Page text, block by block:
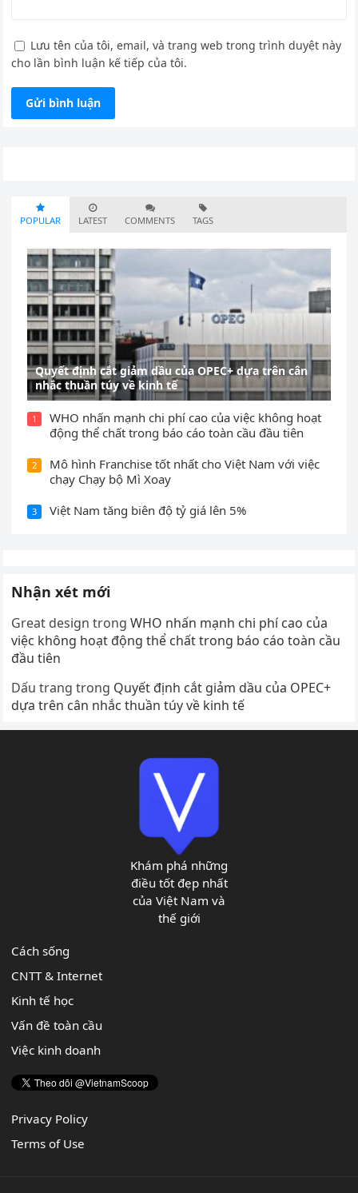
Lưu tên của tôi, email, và trang web trong trình duyệt này
cho lần bình luận kế tiếp của tôi.
POPULAR LATEST COMMENTS TAGS
Quyết định cắt giảm dầu của OPEC+ dựa trên cân
nhắc thuần túy về kinh tế
1
WHO nhấn mạnh chi phí cao của việc không hoạt
động thể chất trong báo cáo toàn cầu đầu tiên
2
Mô hình Franchise tốt nhất cho Việt Nam với việc
chạy Chạy bộ Mì Xoay
3 Việt Nam tăng biên độ tỷ giá lên 5%
Nhận xét mới
Great design trongWHO nhấn mạnh chi phí cao của
việc không hoạt động thể chất trong báo cáo toàn cầu
đầu tiên
Dấu trang trong Quyết định cắt giảm dầu của OPEC+
dựa trên cân nhắc thuần túy về kinh tế
Khám phá những
điều tốt đẹp nhất
của Việt Nam và
thế giới
Cách sống
CNTT & Internet
Kinh tế học
Vấn đề toàn cầu
Việc kinh doanh
Privacy Policy
Terms of Use